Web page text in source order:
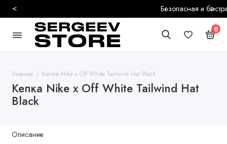
Безопасная и быстрая доставка
< >
0
Главная Кепка Nike x Off White Tailwind Hat Black
Кепка Nike x Off White Tailwind Hat
Black
Описание